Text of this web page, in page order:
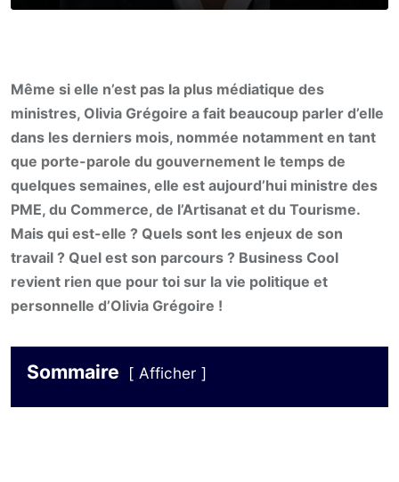
Même si elle n’est pas la plus médiatique des
ministres, Olivia Grégoire a fait beaucoup parler d’elle
dans les derniers mois, nommée notamment en tant
que porte-parole du gouvernement le temps de
quelques semaines, elle est aujourd’hui ministre des
PME, du Commerce, de l’Artisanat et du Tourisme.
Mais qui est-elle ? Quels sont les enjeux de son
travail ? Quel est son parcours ? Business Cool
revient rien que pour toi sur la vie politique et
personnelle d’Olivia Grégoire !
Sommaire Afficher